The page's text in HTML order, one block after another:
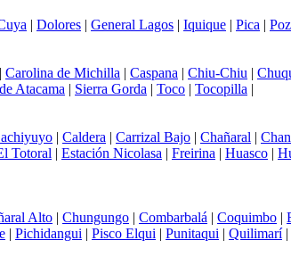
| Dolores | General Lagos | Iquique | Pica |
| Carolina de Michilla | Caspana | Chiu-Chiu |
Atacama | Sierra Gorda | Toco | Tocopilla |
| Caldera | Carrizal Bajo | Chañaral |
Totoral | Estación Nicolasa | Freirina | Huasco |
Alto | Chungungo | Combarbalá | Coquimbo |
| Pichidangui | Pisco Elqui | Punitaqui | Quilimarí|